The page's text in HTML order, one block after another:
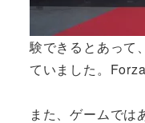
験できるとあって
ていました。
また、ゲームでは